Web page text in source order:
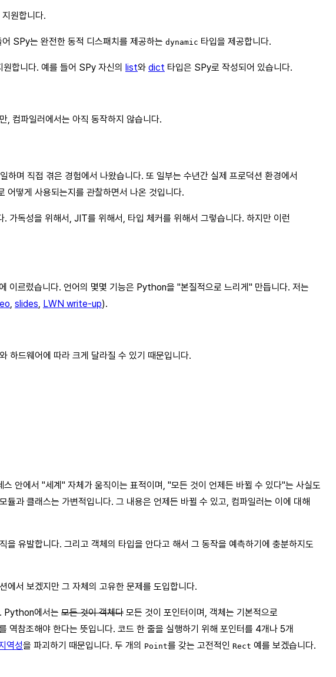
원합니다.
SPy는 완전한 동적 디스패치를 제공하는 dynamic 타입을 제공합니다.
합니다. 예를 들어 SPy 자신의 list와 dict 타입은 SPy로 작성되어 있습니다.
, 컴파일러에서는 아직 동작하지 않습니다.
며 직접 겪은 경험에서 나왔습니다. 또 일부는 수년간 실제 프로덕션 환경에서
떻게 사용되는지를 관찰하면서 나온 것입니다.
독성을 위해서, JIT를 위해서, 타입 체커를 위해서 그렇습니다. 하지만 이런
이르렀습니다. 언어의 몇몇 기능은 Python을 "본질적으로 느리게" 만듭니다. 저는
slides LWN write-up).
하드웨어에 따라 크게 달라질 수 있기 때문입니다.
안에서 "세계" 자체가 움직이는 표적이며, "모든 것이 언제든 바뀔 수 있다"는 사실도
과 클래스는 가변적입니다. 그 내용은 언제든 바뀔 수 있고, 컴파일러는 이에 대해
을 유발합니다. 그리고 객체의 타입을 안다고 해서 그 동작을 예측하기에 충분하지도
에서 보겠지만 그 자체의 고유한 문제를 도입합니다.
Python에서는 모든 것이 객체다 모든 것이 포인터이며, 객체는 기본적으로
역참조해야 한다는 뜻입니다. 코드 한 줄을 실행하기 위해 포인터를 4개나 5개
역성을 파괴하기 때문입니다. 두 개의 Point를 갖는 고전적인 Rect 예를 보겠습니다.